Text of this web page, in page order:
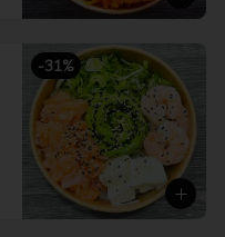
-31%